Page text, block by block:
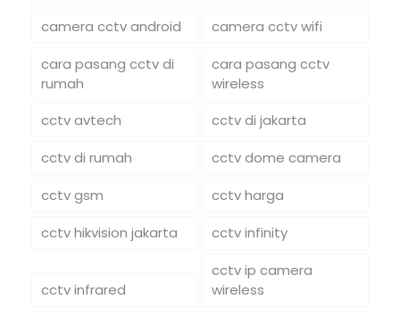
camera cctv android
camera cctv wifi
cara pasang cctv di
rumah
cara pasang cctv
wireless
cctv avtech
cctv di jakarta
cctv di rumah
cctv dome camera
cctv gsm
cctv harga
cctv hikvision jakarta
cctv infinity
cctv infrared
cctv ip camera
wireless